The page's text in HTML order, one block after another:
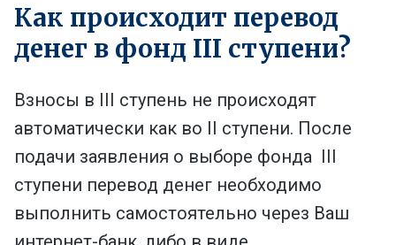
Как происходит перевод
денег в фонд III ступени?
Взносы в III ступень не происходят
автоматически как во II ступени. После
подачи заявления о выборе фонда III
ступени перевод денег необходимо
выполнить самостоятельно через Ваш